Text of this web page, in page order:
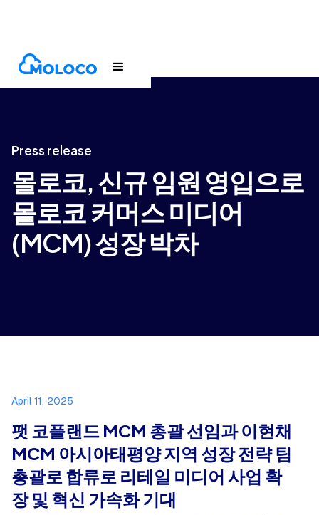
Newsroom Press release
Press release
몰로코, 신규 임원 영입으로
몰로코 커머스 미디어
(MCM) 성장 박차
April 11, 2025
팻 코플랜드 MCM 총괄 선임과 이현채
MCM 아시아태평양 지역 성장 전략 팀
총괄로 합류로 리테일 미디어 사업 확
장 및 혁신 가속화 기대